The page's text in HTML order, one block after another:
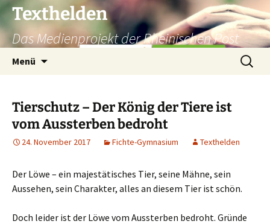
Texthelden
Das Medienprojekt der Rheinischen Post
Menü
Suchen
nach:
Tierschutz – Der König der Tiere ist
vom Aussterben bedroht
24. November 2017 Fichte-Gymnasium Texthelden
Der Löwe – ein majestätisches Tier, seine Mähne, sein
Aussehen, sein Charakter, alles an diesem Tier ist schön.
Doch leider ist der Löwe vom Aussterben bedroht. Gründe